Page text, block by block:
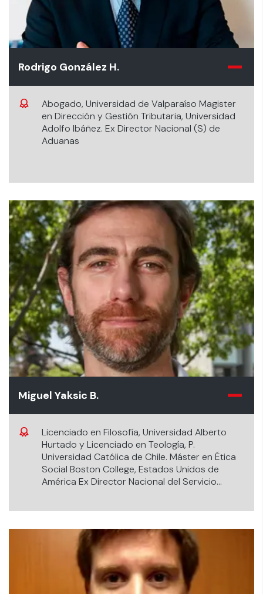
Rodrigo González H.
Abogado, Universidad de Valparaíso Magister
en Dirección y Gestión Tributaria, Universidad
Adolfo Ibáñez. Ex Director Nacional (S) de
Aduanas
Miguel Yaksic B.
Licenciado en Filosofía, Universidad Alberto
Hurtado y Licenciado en Teología, P.
Universidad Católica de Chile. Máster en Ética
Social Boston College, Estados Unidos de
América Ex Director Nacional del Servicio